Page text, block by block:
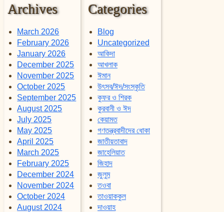
Archives
March 2026
February 2026
January 2026
December 2025
November 2025
October 2025
September 2025
August 2025
July 2025
May 2025
April 2025
March 2025
February 2025
December 2024
November 2024
October 2024
August 2024
Categories
Blog
Uncategorized
আকিদা
আখলাক
ঈমান
উৎসব/ঈদ/সংস্কৃতি
কুফর ও শিরক
কুরবানী ও ঈদ
কেয়ামত
গণতন্ত্রবাদীদের ধোকা
জাতীয়তাবাদ
জাহেলিয়াত
জিহাদ
জুলুম
তওবা
তাওয়াককুল
দাওয়াহ